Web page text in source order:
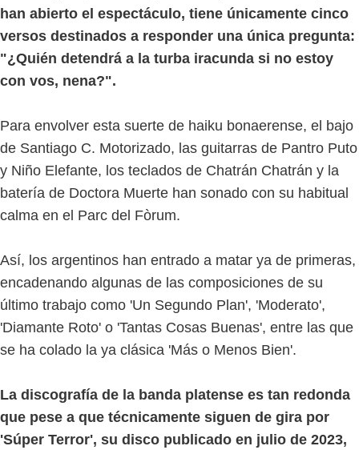
han abierto el espectáculo, tiene únicamente cinco
versos destinados a responder una única pregunta:
"¿Quién detendrá a la turba iracunda si no estoy
con vos, nena?".
Para envolver esta suerte de haiku bonaerense, el bajo
de Santiago C. Motorizado, las guitarras de Pantro Puto
y Niño Elefante, los teclados de Chatrán Chatrán y la
batería de Doctora Muerte han sonado con su habitual
calma en el Parc del Fòrum.
Así, los argentinos han entrado a matar ya de primeras,
encadenando algunas de las composiciones de su
último trabajo como 'Un Segundo Plan', 'Moderato',
'Diamante Roto' o 'Tantas Cosas Buenas', entre las que
se ha colado la ya clásica 'Más o Menos Bien'.
La discografía de la banda platense es tan redonda
que pese a que técnicamente siguen de gira por
'Súper Terror', su disco publicado en julio de 2023,